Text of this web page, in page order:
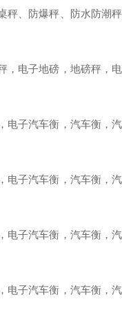
秤、防爆秤、防水防潮
，电子地磅，地磅秤
电子汽车衡，汽车衡，
电子汽车衡，汽车衡，
电子汽车衡，汽车衡，
电子汽车衡，汽车衡，